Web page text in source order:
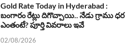
Gold Rate Today in Hyderabad :
బంగారం రేట్లు దిగొచ్చాయి.. నేడు గ్రాము ధర
ఎంతంటే? పూర్తి వివరాలు ఇవే
02/08/2026